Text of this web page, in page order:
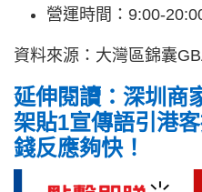
營運時間：9:00-
資料來源：大灣區錦囊
延伸閱讀：深圳商
架貼1宣傳語引港
錢反應夠快！